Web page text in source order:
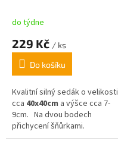
do týdne
229 Kč / ks
Do košíku
Kvalitní silný sedák o velikosti
cca 40x40cm a výšce cca 7-
9cm. Na dvou bodech
přichycení šňůrkami.